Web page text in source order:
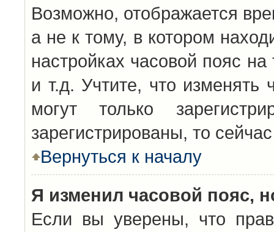
Возможно, отображается
а не к тому, в котором
настройках часовой пояс
и т.д. Учтите, что изменять
могут только
зарегистрированы, то
Вернуться к началу
Я изменил часовой пояс,
Если вы уверены, что